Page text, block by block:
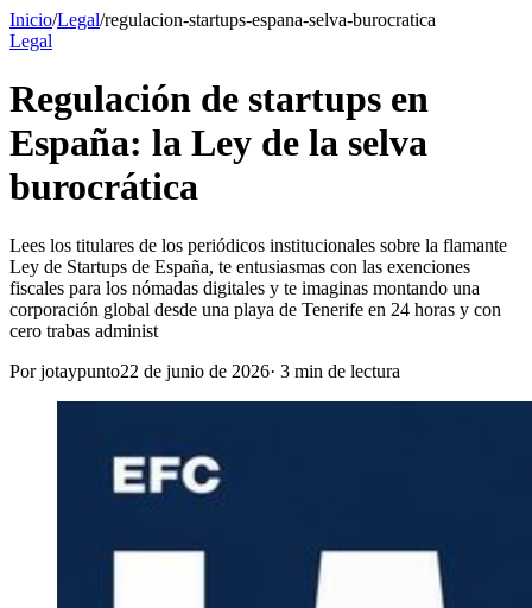
Inicio/Legal/regulacion-startups-espana-selva-burocratica
Legal
Regulación de startups en
España: la Ley de la selva
burocrática
Lees los titulares de los periódicos institucionales sobre la flamante
Ley de Startups de España, te entusiasmas con las exenciones
fiscales para los nómadas digitales y te imaginas montando una
corporación global desde una playa de Tenerife en 24 horas y con
cero trabas administ
Porjotaypunto22 de junio de 2026· 3 min de lectura